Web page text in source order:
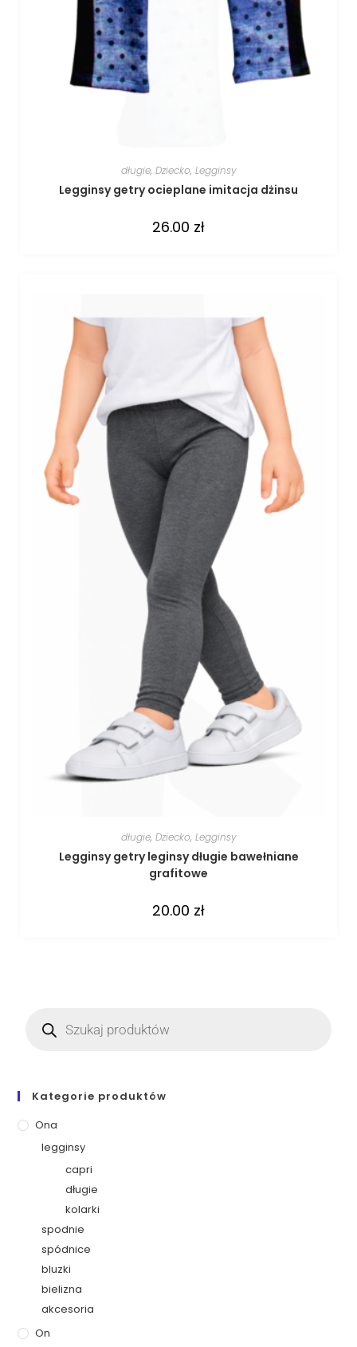
długie, Dziecko, Legginsy
Legginsy getry ocieplane imitacja dżinsu
26.00 zł
długie, Dziecko, Legginsy
Legginsy getry leginsy długie bawełniane
grafitowe
20.00 zł
Kategorie produktów
Ona
legginsy
capri
długie
kolarki
spodnie
spódnice
bluzki
bielizna
akcesoria
On